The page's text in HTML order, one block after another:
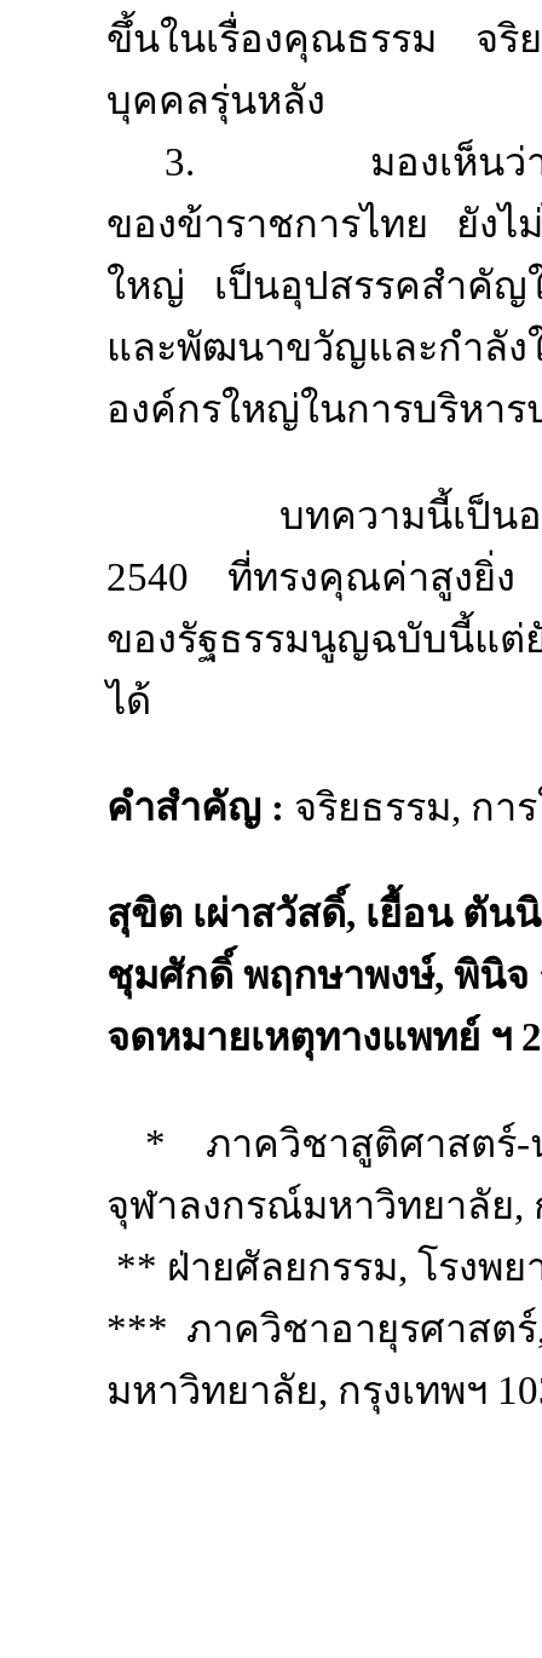
ขึ้นในเรื่องคุณธรรม จริ
บุคคลรุ่นหลัง
3.
มองเห็น
ของข้าราชการไทย ยังไ
ใหญ่ เป็นอุปสรรคสำคัญ
และพัฒนาขวัญและกำลัง
องค์กรใหญ่ในการบริหา
บทความนี้เป็น
2540 ที่ทรงคุณค่าสูงยิ่ง
ของรัฐธรรมนูญฉบับนี้แต่
ได้
คำสำคัญ : จริยธรรม, กา
สุขิต เผ่าสวัสดิ์, เยื้อน ตัน
ชุมศักดิ์ พฤกษาพงษ์, พินิจ
จดหมายเหตุทางแพทย์ ฯ
* ภาควิชาสูติศาสตร์-
จุฬาลงกรณ์มหาวิทยาลัย,
** ฝ่ายศัลยกรรม, โรงพย
*** ภาควิชาอายุรศาสตร์
มหาวิทยาลัย, กรุงเทพฯ